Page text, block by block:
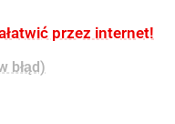
przez internet!
błąd)